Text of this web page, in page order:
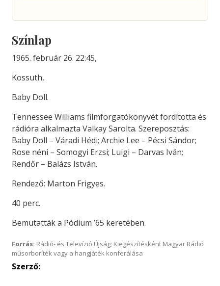
Színlap
1965. február 26. 22:45,
Kossuth,
Baby Doll.
Tennessee Williams filmforgatókönyvét fordította és
rádióra alkalmazta Valkay Sarolta. Szereposztás:
Baby Doll – Váradi Hédi; Archie Lee – Pécsi Sándor;
Rose néni – Somogyi Erzsi; Luigi – Darvas Iván;
Rendőr – Balázs István.
Rendező: Marton Frigyes.
40 perc.
Bemutatták a Pódium ’65 keretében.
Forrás: Rádió- és Televízió Újság; Kiegészítésként Magyar Rádió
műsorboríték vagy a hangjáték konferálása
Szerző: